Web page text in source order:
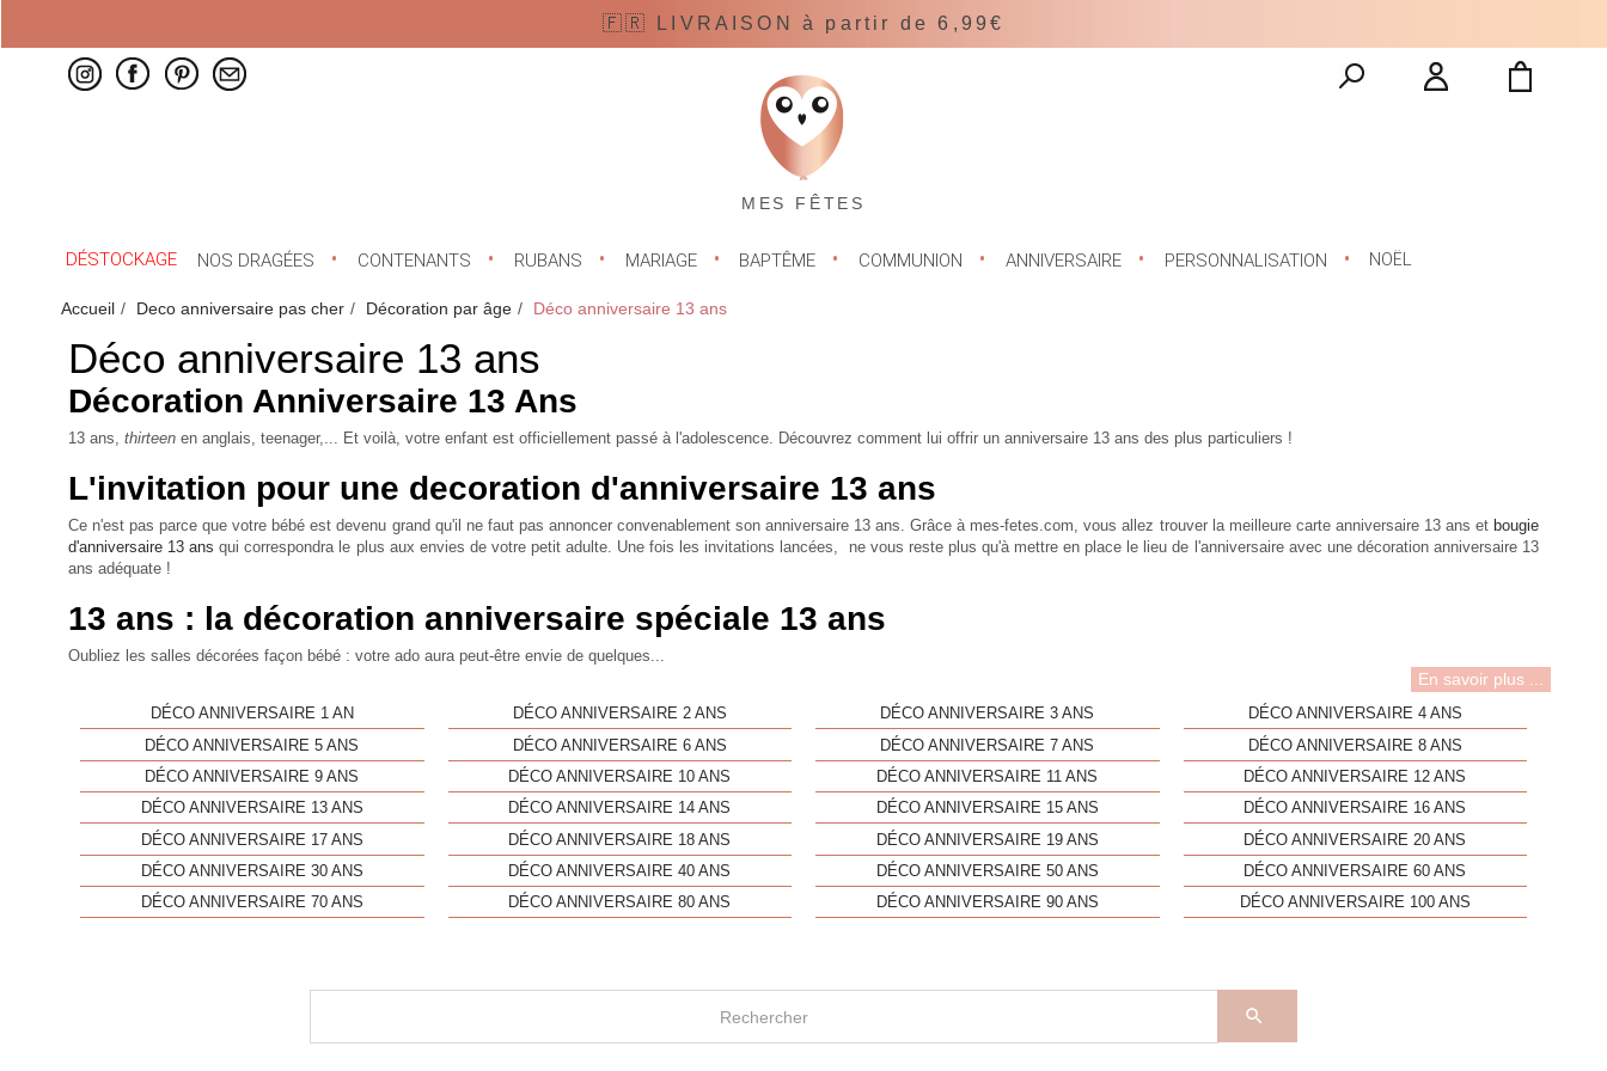
🇫🇷 LIVRAISON à partir de 6,99€
MES FÊTES
DÉSTOCKAGE NOS DRAGÉES CONTENANTS RUBANS MARIAGE BAPTÊME COMMUNION ANNIVERSAIRE PERSONNALISATION NOËL
Accueil Deco anniversaire pas cher Décoration par âge Déco anniversaire 13 ans
Déco anniversaire 13 ans
Décoration Anniversaire 13 Ans
13 ans, thirteen en anglais, teenager,... Et voilà, votre enfant est officiellement passé à l'adolescence. Découvrez comment lui offrir un anniversaire 13 ans des plus particuliers !
L'invitation pour une decoration d'anniversaire 13 ans
Ce n'est pas parce que votre bébé est devenu grand qu'il ne faut pas annoncer convenablement son anniversaire 13 ans. Grâce à mes-fetes.com, vous allez trouver la meilleure carte anniversaire 13 ans et bougie
d'anniversaire 13 ans qui correspondra le plus aux envies de votre petit adulte. Une fois les invitations lancées, ne vous reste plus qu'à mettre en place le lieu de l'anniversaire avec une décoration anniversaire 13
ans adéquate !
13 ans : la décoration anniversaire spéciale 13 ans
Oubliez les salles décorées façon bébé : votre ado aura peut-être envie de quelques...
En savoir plus ...
DÉCO ANNIVERSAIRE 1 AN DÉCO ANNIVERSAIRE 2 ANS DÉCO ANNIVERSAIRE 3 ANS
DÉCO ANNIVERSAIRE 4 ANS
DÉCO ANNIVERSAIRE 5 ANS
DÉCO ANNIVERSAIRE 6 ANS DÉCO ANNIVERSAIRE 7 ANS
DÉCO ANNIVERSAIRE 8 ANS
DÉCO ANNIVERSAIRE 9 ANS
DÉCO ANNIVERSAIRE 10 ANS DÉCO ANNIVERSAIRE 11 ANS
DÉCO ANNIVERSAIRE 12 ANS
DÉCO ANNIVERSAIRE 13 ANS
DÉCO ANNIVERSAIRE 14 ANS DÉCO ANNIVERSAIRE 15 ANS
DÉCO ANNIVERSAIRE 16 ANS
DÉCO ANNIVERSAIRE 17 ANS
DÉCO ANNIVERSAIRE 18 ANS DÉCO ANNIVERSAIRE 19 ANS
DÉCO ANNIVERSAIRE 20 ANS
DÉCO ANNIVERSAIRE 30 ANS
DÉCO ANNIVERSAIRE 40 ANS DÉCO ANNIVERSAIRE 50 ANS
DÉCO ANNIVERSAIRE 60 ANS
DÉCO ANNIVERSAIRE 70 ANS
DÉCO ANNIVERSAIRE 80 ANS DÉCO ANNIVERSAIRE 90 ANS DÉCO ANNIVERSAIRE 100 ANS
